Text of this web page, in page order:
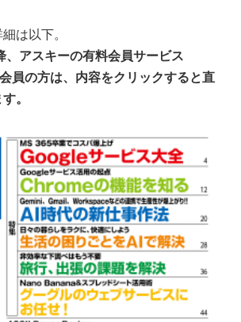
は以下。
アスキーの有料会員サービス
会員の方は、内容をクリックすると直
。